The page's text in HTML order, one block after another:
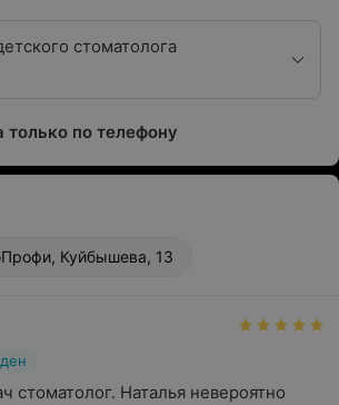
стоматолога
только по телефону
Куйбышева, 13
Наталья невероятно